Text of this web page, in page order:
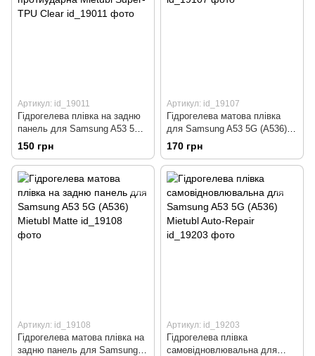
Артикул: id_19011
Гідрогелева плівка на задню
панель для Samsung A53 5G
(A536) захисна протиударна
Mietubl Super-TPU Clear
150 грн
Артикул: id_19107
Гідрогелева матова плівка
для Samsung A53 5G (A536)
Mietubl Matte
170 грн
Артикул: id_19108
Гідрогелева матова плівка на
задню панель для Samsung
Артикул: id_19203
Гідрогелева плівка
самовідновлювальна для